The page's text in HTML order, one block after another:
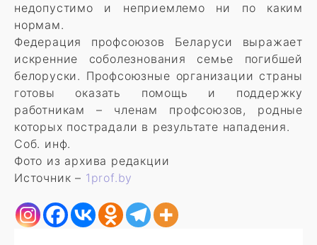
недопустимо и неприемлемо ни по каким
нормам.
Федерация профсоюзов Беларуси выражает
искренние соболезнования семье погибшей
белоруски. Профсоюзные организации страны
готовы оказать помощь и поддержку
работникам – членам профсоюзов, родные
которых пострадали в результате нападения.
Соб. инф.
Фото из архива редакции
Источник – 1prof.by